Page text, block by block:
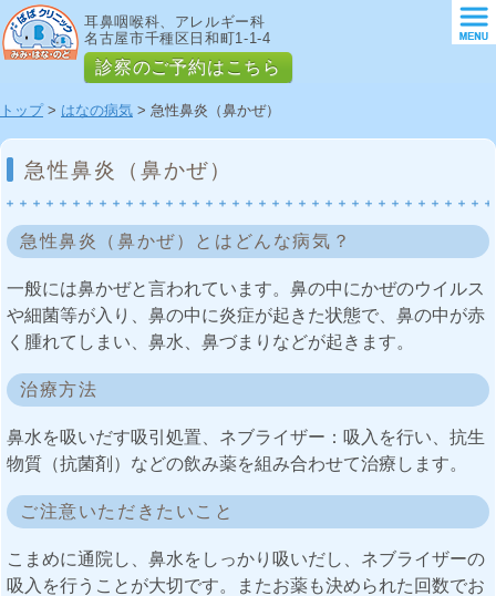
耳鼻咽喉科、アレルギー科
名古屋市千種区日和町1-1-4
診察のご予約はこちら
トップ> はなの病気 > 急性鼻炎（鼻かぜ）
急性鼻炎（鼻かぜ）
急性鼻炎（鼻かぜ）とはどんな病気？
一般には鼻かぜと言われています。鼻の中にかぜのウイルス
や細菌等が入り、鼻の中に炎症が起きた状態で、鼻の中が赤
く腫れてしまい、鼻水、鼻づまりなどが起きます。
治療方法
鼻水を吸いだす吸引処置、ネブライザー：吸入を行い、抗生
物質（抗菌剤）などの飲み薬を組み合わせて治療します。
ご注意いただきたいこと
こまめに通院し、鼻水をしっかり吸いだし、ネブライザーの
吸入を行うことが大切です。またお薬も決められた回数でお